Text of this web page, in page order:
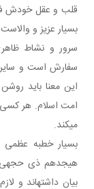
قلب و عقل خودش
بسیار عزیز و
سرور و نشاط
سفارش است و سایر
این معنا باید
امت اسلام. هر کسی
می کند.
بسیار خطبه عظمی
هیجدهم ذی حجه
بیان داشته اند و